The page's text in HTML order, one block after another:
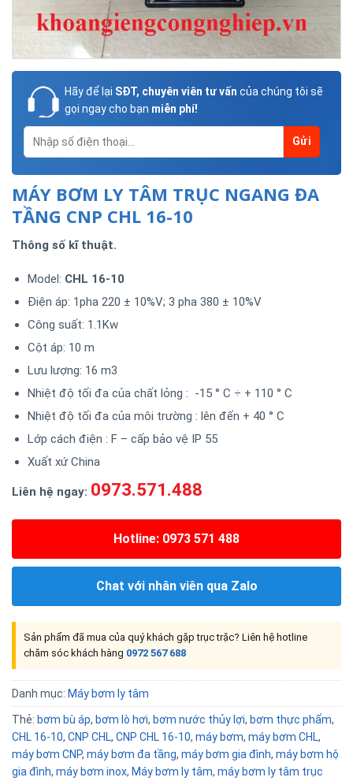
Hãy để lại SĐT, chuyên viên tư vấn của chúng tôi sẽ
gọi ngay cho bạn miễn phí!
MÁY BƠM LY TÂM TRỤC NGANG ĐA
TẦNG CNP CHL 16-10
Thông số kĩ thuật.
Model: CHL 16-10
Điện áp: 1pha 220 ± 10%V; 3 pha 380 ± 10%V
Công suất: 1.1Kw
Cột áp: 10 m
Lưu lượng: 16 m3
Nhiệt độ tối đa của chất lỏng : -15 ° C ÷ + 110 ° C
Nhiệt độ tối đa của môi trường : lên đến + 40 ° C
Lớp cách điện : F – cấp bảo vệ IP 55
Xuất xứ China
Liên hệ ngay: 0973.571.488
Hotline: 0973 571 488
Chat với nhân viên qua Zalo
Sản phẩm đã mua của quý khách gặp trục trặc? Liên hệ hotline
chăm sóc khách hàng 0972 567 688
Danh mục: Máy bơm ly tâm
Thẻ: bơm bù áp, bơm lò hơi, bơm nước thủy lợi, bơm thực phẩm,
CHL 16-10, CNP CHL, CNP CHL 16-10, máy bơm, máy bơm CHL,
máy bơm CNP, máy bơm đa tầng, máy bơm gia đình, máy bơm hộ
gia đình, máy bơm inox, Máy bơm ly tâm, máy bơm ly tâm trục